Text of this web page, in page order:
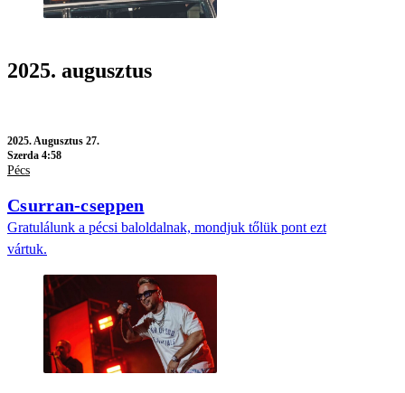
2025. augusztus
2025.Augusztus 27.
Szerda 4:58
Pécs
Csurran-cseppen
Gratulálunk a pécsi baloldalnak, mondjuk tőlük pont ezt
vártuk.